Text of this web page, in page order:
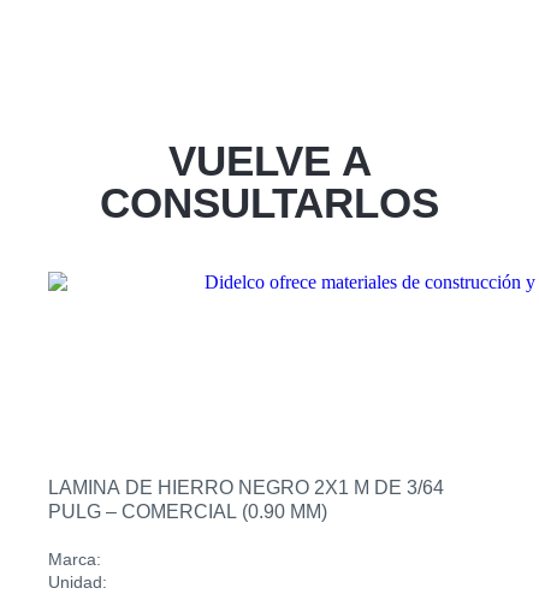
VUELVE A
CONSULTARLOS
LAMINA DE HIERRO NEGRO 2X1 M DE 3/64
PULG – COMERCIAL (0.90 MM)
Marca:
Unidad: